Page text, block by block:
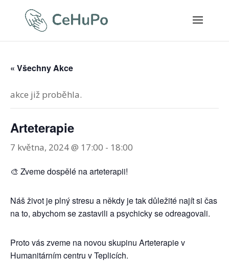
« Všechny Akce
akce již proběhla.
Arteterapie
7 května, 2024 @ 17:00 - 18:00
🎨 Zveme dospělé na arteterapii!
Náš život je plný stresu a někdy je tak důležité najít si čas
na to, abychom se zastavili a psychicky se odreagovali.
Proto vás zveme na novou skupinu Arteterapie v
Humanitárním centru v Teplicích.